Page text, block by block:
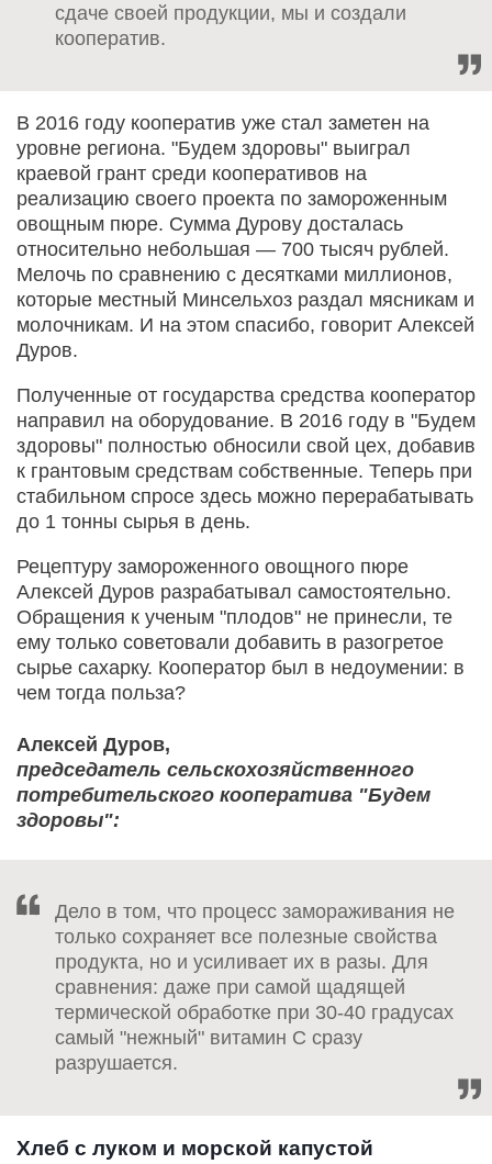
сдаче своей продукции, мы и создали
кооператив.
В 2016 году кооператив уже стал заметен на
уровне региона. "Будем здоровы" выиграл
краевой грант среди кооперативов на
реализацию своего проекта по замороженным
овощным пюре. Сумма Дурову досталась
относительно небольшая — 700 тысяч рублей.
Мелочь по сравнению с десятками миллионов,
которые местный Минсельхоз раздал мясникам и
молочникам. И на этом спасибо, говорит Алексей
Дуров.
Полученные от государства средства кооператор
направил на оборудование. В 2016 году в "Будем
здоровы" полностью обносили свой цех, добавив
к грантовым средствам собственные. Теперь при
стабильном спросе здесь можно перерабатывать
до 1 тонны сырья в день.
Рецептуру замороженного овощного пюре
Алексей Дуров разрабатывал самостоятельно.
Обращения к ученым "плодов" не принесли, те
ему только советовали добавить в разогретое
сырье сахарку. Кооператор был в недоумении: в
чем тогда польза?
Алексей Дуров,
председатель сельскохозяйственного
потребительского кооператива "Будем
здоровы":
Дело в том, что процесс замораживания не
только сохраняет все полезные свойства
продукта, но и усиливает их в разы. Для
сравнения: даже при самой щадящей
термической обработке при 30-40 градусах
самый "нежный" витамин С сразу
разрушается.
Хлеб с луком и морской капустой